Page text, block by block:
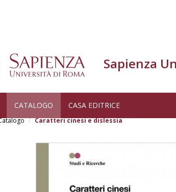
Sapienza
CATALOGO CASA EDITRICE
Caratteri cinesi e dislessia